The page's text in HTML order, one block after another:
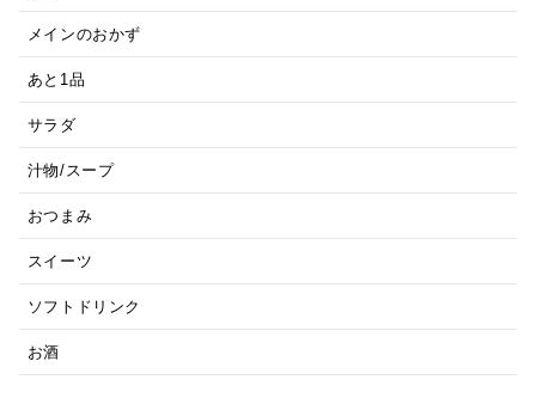
メインのおかず
あと1品
サラダ
汁物/スープ
おつまみ
スイーツ
ソフトドリンク
お酒